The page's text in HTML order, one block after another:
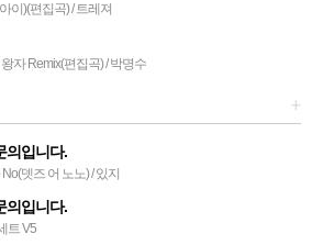
이)(편집곡) / 트레져
자 Remix(편집곡) / 박명수
+
의입니다.
No(뎃즈 어 노노) / 있지
의입니다.
트 V5